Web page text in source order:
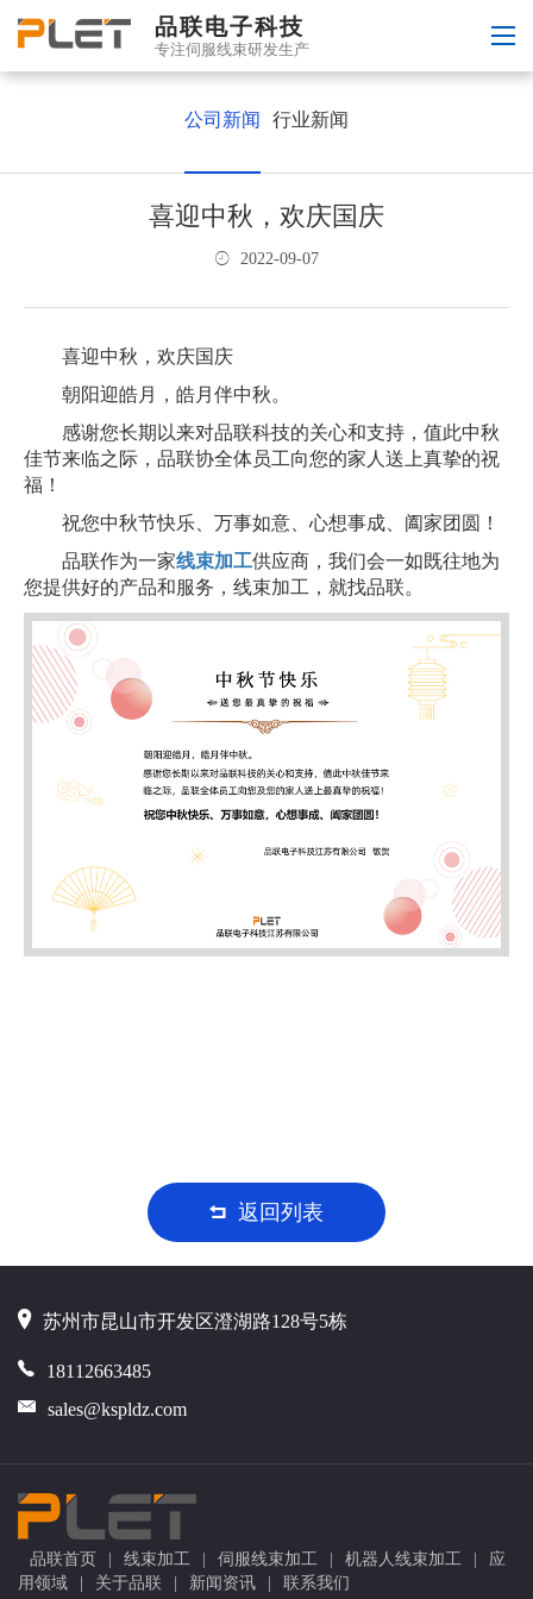
品联电子科技
专注伺服线束研发生产
公司新闻 行业新闻
喜迎中秋，欢庆国庆
2022-09-07
喜迎中秋，欢庆国庆
朝阳迎皓月，皓月伴中秋。
感谢您长期以来对品联科技的关心和支持，值此中秋
佳节来临之际，品联协全体员工向您的家人送上真挚的祝
福！
祝您中秋节快乐、万事如意、心想事成、阖家团圆！
品联作为一家线束加工供应商，我们会一如既往地为
您提供好的产品和服务，线束加工，就找品联。
返回列表
苏州市昆山市开发区澄湖路128号5栋
18112663485
sales@kspldz.com
品联首页 | 线束加工 | 伺服线束加工 | 机器人线束加工 |
应
用领域
| 关于品联 | 新闻资讯 | 联系我们